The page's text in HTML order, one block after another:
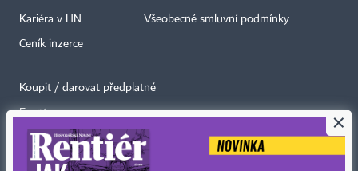
Kariéra v HN
Ceník inzerce
Všeobecné smluvní podmínky
Koupit / darovat předplatné
Eventy
Newslettery
RSS kanály
×